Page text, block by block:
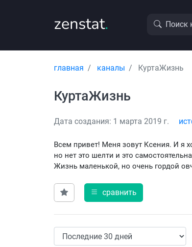
zenstat. Поиск
главная каналы КуртаЖизнь
КуртаЖизнь
Дата создания: 1 марта 2019 г.
Всем привет! Меня зовут Ксения. И я
но нет это шелти и это
Жизнь маленькой, но очень гордой
сравнить